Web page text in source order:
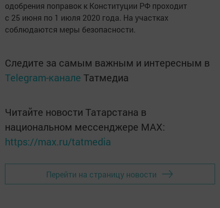
одобрения поправок к Конституции РФ проходит
с 25 июня по 1 июля 2020 года. На участках
соблюдаются меры безопасности.
Следите за самым важным и интересным в
Telegram-канале Татмедиа
Читайте новости Татарстана в
национальном мессенджере MАХ:
https://max.ru/tatmedia
Перейти на страницу новости